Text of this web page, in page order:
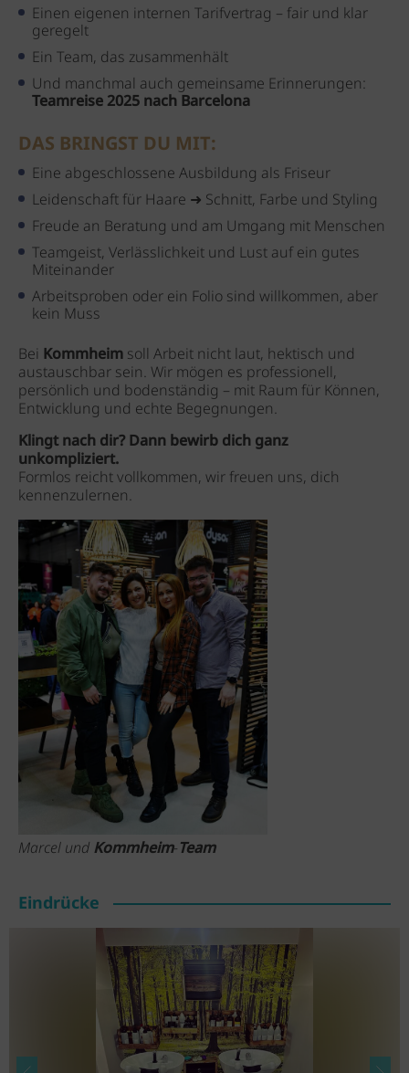
Einen eigenen internen Tarifvertrag – fair und klar
geregelt
Ein Team, das zusammenhält
Und manchmal auch gemeinsame Erinnerungen:
Teamreise 2025 nach Barcelona
DAS BRINGST DU MIT:
Eine abgeschlossene Ausbildung als Friseur
Leidenschaft für Haare ➜ Schnitt, Farbe und Styling
Freude an Beratung und am Umgang mit Menschen
Teamgeist, Verlässlichkeit und Lust auf ein gutes
Miteinander
Arbeitsproben oder ein Folio sind willkommen, aber
kein Muss
Bei Kommheim soll Arbeit nicht laut, hektisch und
austauschbar sein. Wir mögen es professionell,
persönlich und bodenständig – mit Raum für Können,
Entwicklung und echte Begegnungen.
Klingt nach dir? Dann bewirb dich ganz
unkompliziert.
Formlos reicht vollkommen, wir freuen uns, dich
kennenzulernen.
Marcel und Kommheim-Team
Eindrücke